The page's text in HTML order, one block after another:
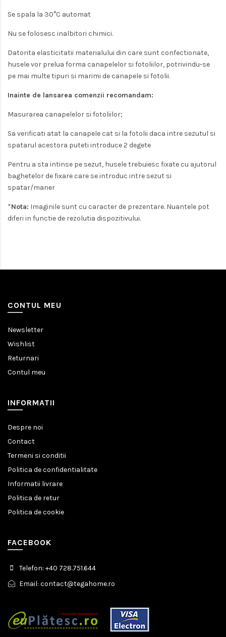
Se spala la 30°C automat
Nu se folosesc inalbitori chimici.
Datorita elasticitatii materialului din care sunt confectionate,
husele vor prelua forma canapelelor si fotoliilor, potrivindu-se
pe mai multe tipuri si marimi de canapele si fotolii.
Inainte de lansarea comenzii recomandam:
Masurarea canapelelor si fotoliilor;
Sa verificati atat la canapele cat si la fotolii daca intre sezutul si
spatarul acestora puteti introduce 2 degete
Pentru a sta intinse pe sezut, husele trebuiesc fixate cu ajutorul
baghetelor de fixare care se introduc intre sezut si
spatar/maner
*Nota: Imaginile sunt cu caracter de prezentare. Nuantele pot
diferi in functie de rezolutia dispozitivului.
CONTUL MEU
Newsletter
Wishlist
Returnari
Contul meu
INFORMATII
Despre noi
Contact
Termeni si conditii
Politica de confidentialitate
Informatii livrare
Politica de retur
Politica de cookie
FACEBOOK
Telefon: +40 728.751.644
Email: contact@tegahome.ro